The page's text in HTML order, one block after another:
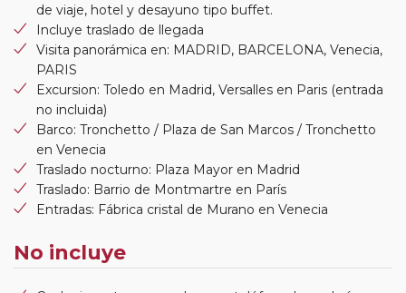
de viaje, hotel y desayuno tipo buffet.
Incluye traslado de llegada
Visita panorámica en: MADRID, BARCELONA, Venecia,
PARIS
Excursion: Toledo en Madrid, Versalles en Paris (entrada
no incluida)
Barco: Tronchetto / Plaza de San Marcos / Tronchetto
en Venecia
Traslado nocturno: Plaza Mayor en Madrid
Traslado: Barrio de Montmartre en París
Entradas: Fábrica cristal de Murano en Venecia
No incluye